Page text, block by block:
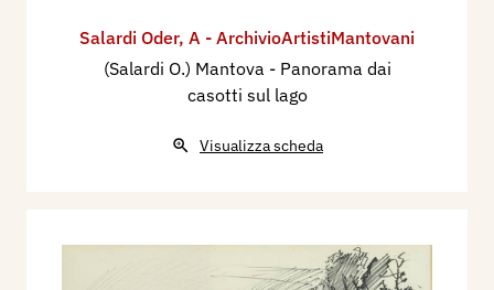
Salardi Oder, A - ArchivioArtistiMantovani
(Salardi O.) Mantova - Panorama dai
casotti sul lago
Visualizza scheda